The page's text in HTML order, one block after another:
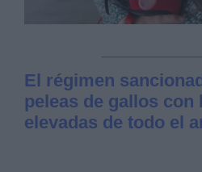
El régimen
peleas de gallos con
elevadas de todo el